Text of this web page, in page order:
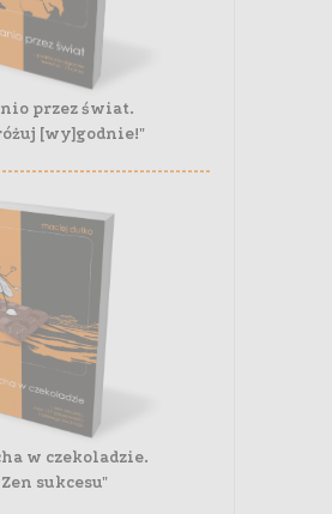
przez świat.
[wy]godnie!"
w czekoladzie.
Zen sukcesu"